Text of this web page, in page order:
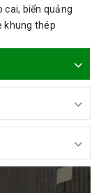
cai, biển quảng
khung thép